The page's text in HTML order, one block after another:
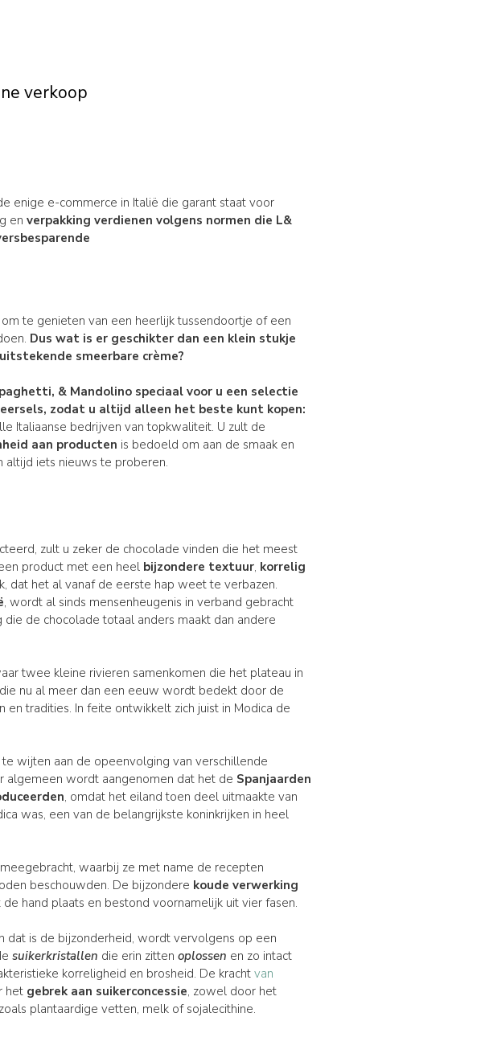
verkoop
enige e-commerce in Italië die garant staat voor
enverpakking verdienen volgens normen die L&
te genieten van een heerlijk tussendoortje of een
Dus wat is er geschikter dan een klein stukje
smeerbare crème?
& Mandolino speciaal voor u een selectie
, zodat u altijd alleen het beste kunt kopen:
Italiaanse bedrijven van topkwaliteit. U zult de
aan producten is bedoeld om aan de smaak en
altijd iets nieuws te proberen.
zult u zeker de chocolade vinden die het meest
product met een heel bijzondere textuur, korrelig
dat het al vanaf de eerste hap weet te verbazen.
, wordt al sinds mensenheugenis in verband gebracht
de chocolade totaal anders maakt dan andere
twee kleine rivieren samenkomen die het plateau in
nu al meer dan een eeuw wordt bedekt door de
tradities. In feite ontwikkelt zich juist in Modica de
wijten aan de opeenvolging van verschillende
algemeen wordt aangenomen dat het de Spanjaarden
, omdat het eiland toen deel uitmaakte van
was, een van de belangrijkste koninkrijken in heel
waarbij ze met name de recepten
beschouwden. De bijzondere koude verwerking
hand plaats en bestond voornamelijk uit vier fasen.
is de bijzonderheid, wordt vervolgens op een
suikerkristallen die erin zittenoplossen en zo intact
korreligheid en brosheid. De krachtvan
het gebrek aan suikerconcessie, zowel door het
plantaardige vetten, melk of sojalecithine.